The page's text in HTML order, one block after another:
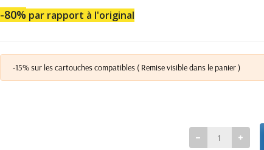
-80% par rapport à l'original
-15% sur les cartouches compatibles ( Remise visible dans le panier )